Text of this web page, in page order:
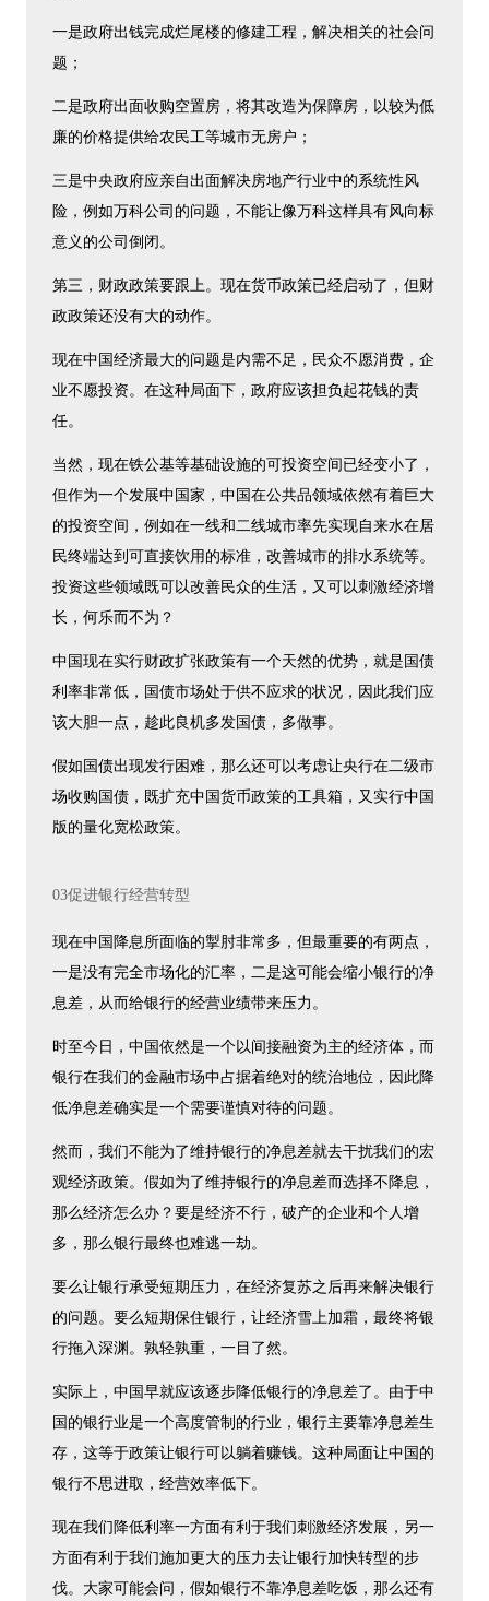
一是政府出钱完成烂尾楼的修建工程，解决相关的社会问
题；
二是政府出面收购空置房，将其改造为保障房，以较为低
廉的价格提供给农民工等城市无房户；
三是中央政府应亲自出面解决房地产行业中的系统性风
险，例如万科公司的问题，不能让像万科这样具有风向标
意义的公司倒闭。
第三，财政政策要跟上。现在货币政策已经启动了，但财
政政策还没有大的动作。
现在中国经济最大的问题是内需不足，民众不愿消费，企
业不愿投资。在这种局面下，政府应该担负起花钱的责
任。
当然，现在铁公基等基础设施的可投资空间已经变小了，
但作为一个发展中国家，中国在公共品领域依然有着巨大
的投资空间，例如在一线和二线城市率先实现自来水在居
民终端达到可直接饮用的标准，改善城市的排水系统等。
投资这些领域既可以改善民众的生活，又可以刺激经济增
长，何乐而不为？
中国现在实行财政扩张政策有一个天然的优势，就是国债
利率非常低，国债市场处于供不应求的状况，因此我们应
该大胆一点，趁此良机多发国债，多做事。
假如国债出现发行困难，那么还可以考虑让央行在二级市
场收购国债，既扩充中国货币政策的工具箱，又实行中国
版的量化宽松政策。
03促进银行经营转型
现在中国降息所面临的掣肘非常多，但最重要的有两点，
一是没有完全市场化的汇率，二是这可能会缩小银行的净
息差，从而给银行的经营业绩带来压力。
时至今日，中国依然是一个以间接融资为主的经济体，而
银行在我们的金融市场中占据着绝对的统治地位，因此降
低净息差确实是一个需要谨慎对待的问题。
然而，我们不能为了维持银行的净息差就去干扰我们的宏
观经济政策。假如为了维持银行的净息差而选择不降息，
那么经济怎么办？要是经济不行，破产的企业和个人增
多，那么银行最终也难逃一劫。
要么让银行承受短期压力，在经济复苏之后再来解决银行
的问题。要么短期保住银行，让经济雪上加霜，最终将银
行拖入深渊。孰轻孰重，一目了然。
实际上，中国早就应该逐步降低银行的净息差了。由于中
国的银行业是一个高度管制的行业，银行主要靠净息差生
存，这等于政策让银行可以躺着赚钱。这种局面让中国的
银行不思进取，经营效率低下。
现在我们降低利率一方面有利于我们刺激经济发展，另一
方面有利于我们施加更大的压力去让银行加快转型的步
伐。大家可能会问，假如银行不靠净息差吃饭，那么还有